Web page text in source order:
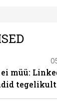
müü: